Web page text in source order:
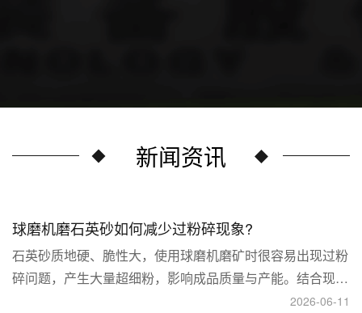
新闻资讯
球磨机磨石英砂如何减少过粉碎现象?
石英砂质地硬、脆性大，使用球磨机磨矿时很容易出现过粉
碎问题，产生大量超细粉，影响成品质量与产能。结合现场
生产经验，可通过工艺、研磨介质、运行参数、配套设备多
2026-06-11